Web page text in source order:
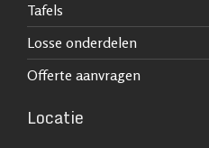
Tafels
Losse onderdelen
Offerte aanvragen
Locatie